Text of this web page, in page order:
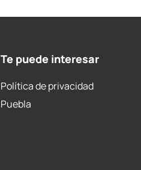
Te puede interesar
Política de privacidad
Puebla